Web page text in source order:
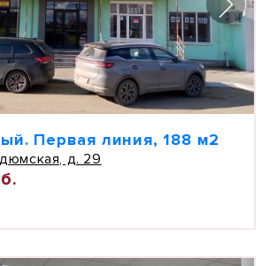
Первая линия, 188 м2
д. 29